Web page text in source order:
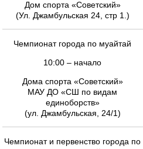
Дом спорта «Советский»
(Ул. Джамбульская 24, стр 1.)
Чемпионат города по муайтай
10:00 – начало
Дома спорта «Советский»
МАУ ДО «СШ по видам
единоборств»
(ул. Джамбульская, 24/1)
Чемпионат и первенство города по